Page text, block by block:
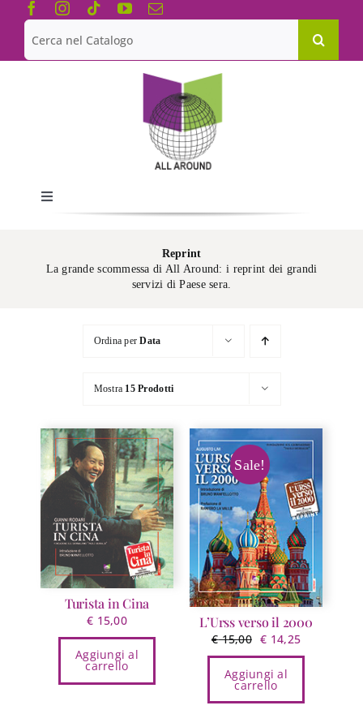
Salta
contenuto
Cerca
per:
Toggle
Navigation
Reprint
La grande scommessa di All Around: i reprint dei grandi
servizi di Paese sera.
Ordina perData
Mostra 15 Prodotti
Turista in Cina
€ 15,00
Aggiungi al
carrello
Sale!
L’Urss verso il 2000
€15,00 Il
prezzo
originale
era:
€ 14,25Il
prezzo
Aggiungi al
carrello